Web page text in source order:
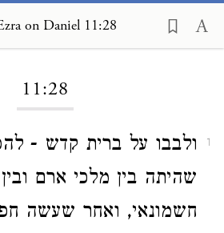
on Daniel 11:28
11:28
1
ולבבו על ברית קדש -
שהיתה בין מלכי ארם
חשמונאי, ואחר שעשה